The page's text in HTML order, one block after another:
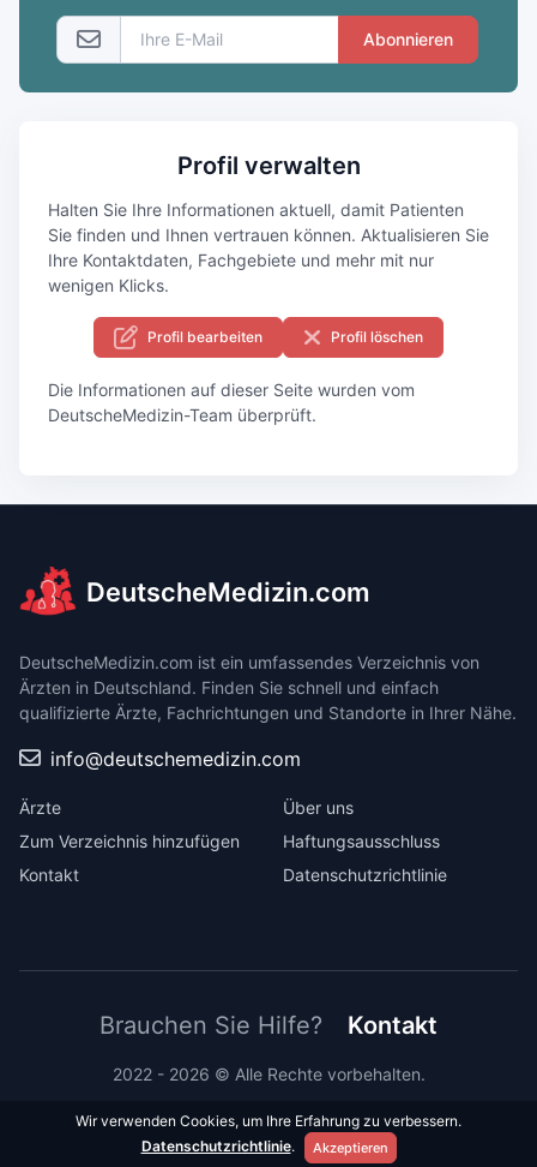
Abonnieren
Profil verwalten
Halten Sie Ihre Informationen aktuell, damit Patienten
Sie finden und Ihnen vertrauen können. Aktualisieren Sie
Ihre Kontaktdaten, Fachgebiete und mehr mit nur
wenigen Klicks.
Profil bearbeiten Profil löschen
Die Informationen auf dieser Seite wurden vom
DeutscheMedizin-Team überprüft.
DeutscheMedizin.com
DeutscheMedizin.com ist ein umfassendes Verzeichnis von
Ärzten in Deutschland. Finden Sie schnell und einfach
qualifizierte Ärzte, Fachrichtungen und Standorte in Ihrer Nähe.
info@deutschemedizin.com
Ärzte
Zum Verzeichnis hinzufügen
Kontakt
Über uns
Haftungsausschluss
Datenschutzrichtlinie
Brauchen Sie Hilfe? Kontakt
2022 - 2026 © Alle Rechte vorbehalten.
Wir verwenden Cookies, um Ihre Erfahrung zu verbessern.
Datenschutzrichtlinie. Akzeptieren